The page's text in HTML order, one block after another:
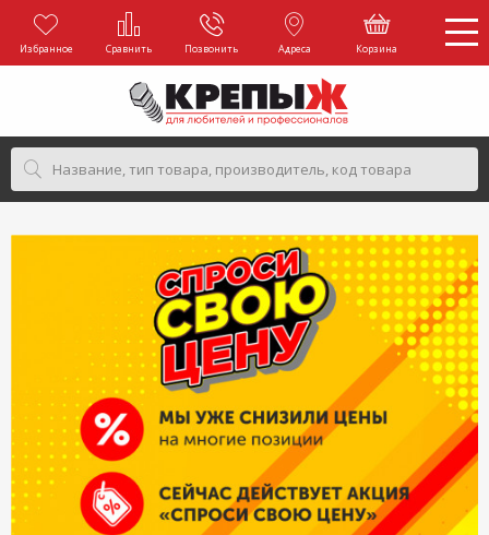
Избранное Сравнить Позвонить Адреса Корзина